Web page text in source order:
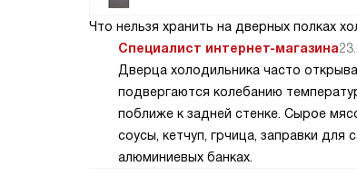
Что нельзя хранить на дверных полках
Специалист интернет-магазина
Дверца холодильника часто
подвергаются колебанию
поближе к задней стенке. Сырое
соусы, кетчуп, грчица, заправки для
алюминиевых банках.